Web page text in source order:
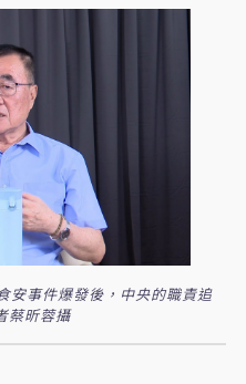
安事件爆發後，中央的職責追
蔡昕蓉攝